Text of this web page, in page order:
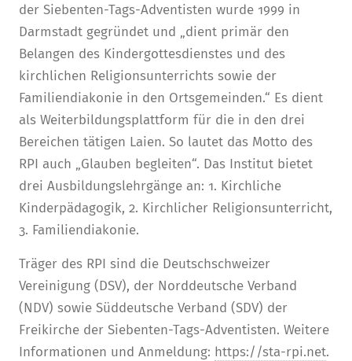
der Siebenten-Tags-Adventisten wurde 1999 in
Darmstadt gegründet und „dient primär den
Belangen des Kindergottesdienstes und des
kirchlichen Religionsunterrichts sowie der
Familiendiakonie in den Ortsgemeinden.“ Es dient
als Weiterbildungsplattform für die in den drei
Bereichen tätigen Laien. So lautet das Motto des
RPI auch „Glauben begleiten“. Das Institut bietet
drei Ausbildungslehrgänge an: 1. Kirchliche
Kinderpädagogik, 2. Kirchlicher Religionsunterricht,
3. Familiendiakonie.
Träger des RPI sind die Deutschschweizer
Vereinigung (DSV), der Norddeutsche Verband
(NDV) sowie Süddeutsche Verband (SDV) der
Freikirche der Siebenten-Tags-Adventisten. Weitere
Informationen und Anmeldung: https://sta-rpi.net.